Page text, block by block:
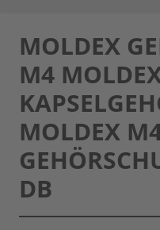
MOLDEX
M4
MOLDEX
DB